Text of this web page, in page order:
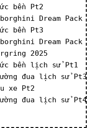
bền Pt2
Dream Pack
bền Pt3
Dream Pack
2025
bền lịch sử Pt1
đua lịch sử Pt3
xe Pt2
đua lịch sử Pt4